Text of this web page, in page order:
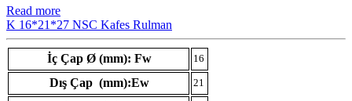
Read more
K 16*21*27 NSC Kafes Rulman
İç Çap Ø (mm): Fw 16
Dış Çap (mm):Ew 21